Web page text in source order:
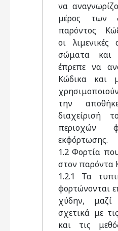
να
μέρος των
παρόντος
οι
σώματα και
έπρεπε να
Κώδικα και
την
διαχείρισή
περιοχών
εκφόρτωσης.
1.2 Φορτία
στον παρόντα
1.2.1 Τα
φορτώνονται
χύδην,
σχετικά με
και τις